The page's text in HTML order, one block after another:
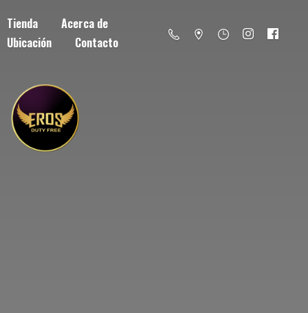
Tienda
Acerca de
Ubicación
Contacto